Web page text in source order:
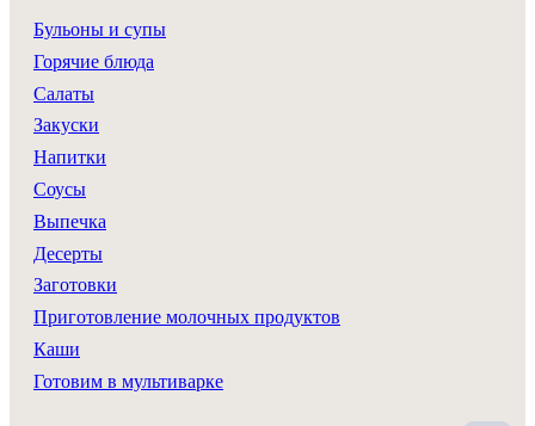
Бульоны и супы
Горячие блюда
Салаты
Закуски
Напитки
Соусы
Выпечка
Десерты
Заготовки
Приготовление молочных продуктов
Каши
Готовим в мультиварке